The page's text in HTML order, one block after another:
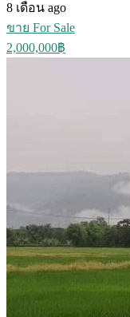
8 เดือน ago
ขาย For Sale
2,000,000฿